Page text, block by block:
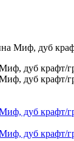
Миф, дуб